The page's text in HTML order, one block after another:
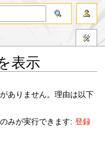
表示
ありません。理由は以下
みが実行できます: 登録